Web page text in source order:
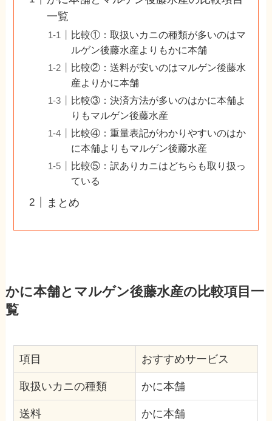
一覧
比較①：取扱いカニの種類が多いのはマ
ルゲン後藤水産よりもかに本舗
比較②：送料が安いのはマルゲン後藤水
産よりかに本舗
比較③：決済方法が多いのはかに本舗よ
りもマルゲン後藤水産
比較④：重量表記がわかりやすいのはか
に本舗よりもマルゲン後藤水産
比較⑤：訳ありカニはどちらも取り扱っ
ている
まとめ
かに本舗とマルゲン後藤水産の比較項目一
覧
項目 おすすめサービス
取扱いカニの種類 かに本舗
送料 かに本舗